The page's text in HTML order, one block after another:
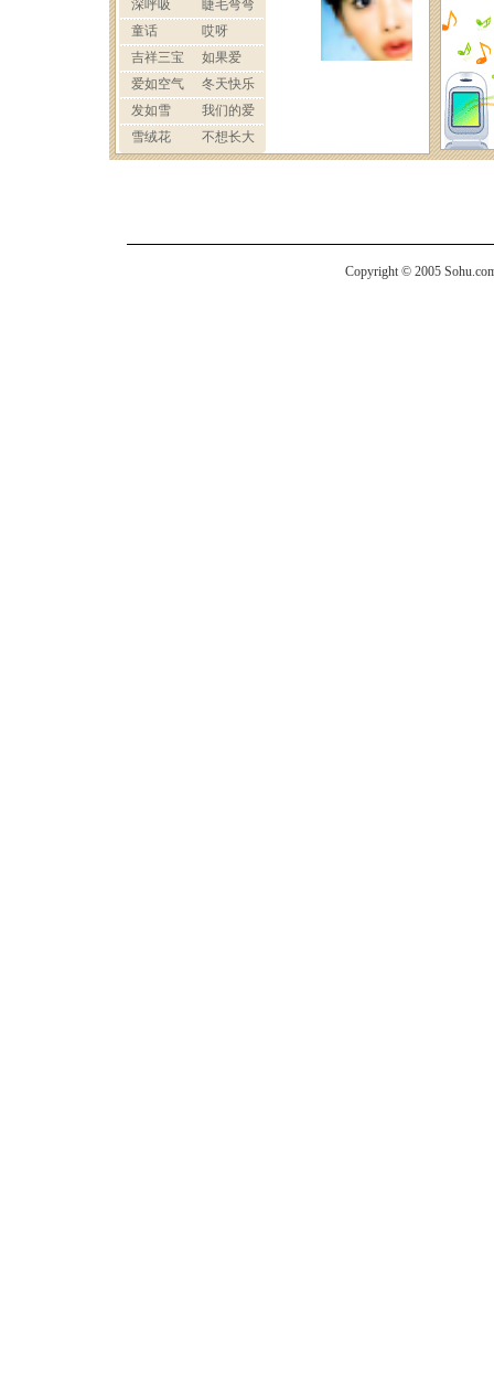
Copyright © 2005